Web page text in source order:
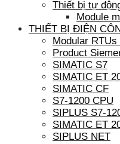
Thiết bị tự
Module
THIẾT BỊ ĐIỆN
Modular
Product
SIMATIC S7
SIMATIC ET
SIMATIC CF
S7-1200 CPU
SIPLUS S7-
SIMATIC ET
SIPLUS NET